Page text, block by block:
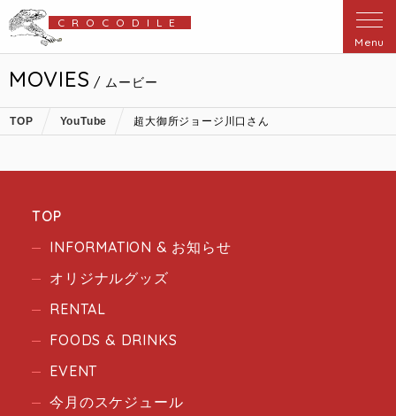
CROCODILE
Menu
MOVIES / ムービー
TOP YouTube 超大御所ジョージ川口さん
TOP
INFORMATION & お知らせ
オリジナルグッズ
RENTAL
FOODS & DRINKS
EVENT
今月のスケジュール